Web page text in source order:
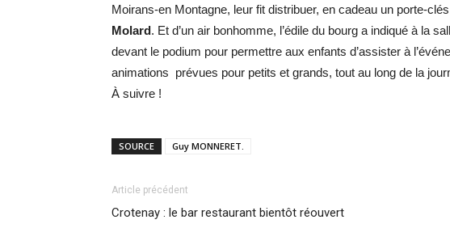
Moirans-en Montagne, leur fit distribuer, en cadeau un porte-
Molard. Et d’un air bonhomme, l’édile du bourg a indiqué à la
devant le podium pour permettre aux enfants d’assister à
animations prévues pour petits et grands, tout au long de la
À suivre !
SOURCE Guy MONNERET.
Article précédent
Crotenay : le bar restaurant bientôt réouvert